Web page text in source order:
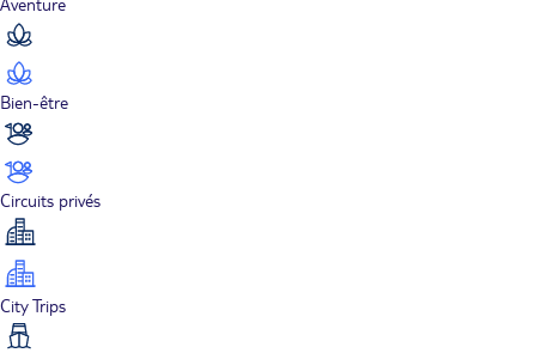
Aventure
Bien-être
Circuits privés
City Trips